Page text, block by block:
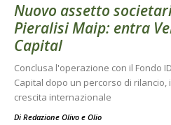
Nuovo assetto
Pieralisi Maip: entra
Capital
Conclusa l'operazione con il Fondo
Capital dopo un percorso di
crescita internazionale
Di Redazione Olivo e Olio